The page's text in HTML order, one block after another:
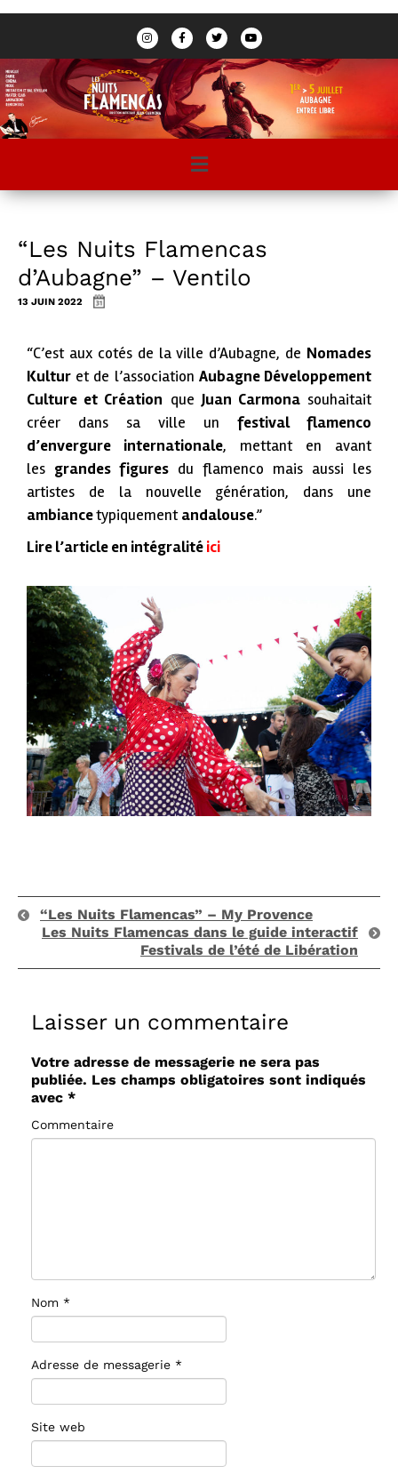
“Les Nuits Flamencas
d’Aubagne” – Ventilo
13 JUIN 2022
“C’est aux cotés de la ville d’Aubagne, de Nomades
Kultur et de l’association Aubagne Développement
Culture et Création queJuan Carmonasouhaitait
créer dans sa ville un festival flamenco
d’envergure internationale, mettant en avant
les grandes figures du flamenco mais aussi les
artistes de la nouvelle génération, dans une
ambiancetypiquementandalouse.”
Lire l’article en intégralitéici
“Les Nuits Flamencas” – My Provence
Les Nuits Flamencas dans le guide interactif
Festivals de l’été de Libération
Laisser un commentaire
Votre adresse de messagerie ne sera pas
publiée. Les champs obligatoires sont indiqués
avec *
Commentaire
Nom *
Adresse de messagerie *
Site web